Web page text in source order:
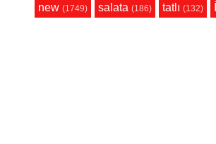
new (1749) salata (186) tatlı (132)